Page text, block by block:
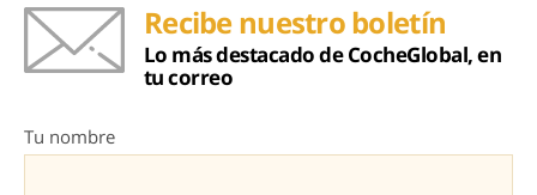
Recibe nuestro boletín
Lo más destacado de CocheGlobal, en
tu correo
Tu nombre